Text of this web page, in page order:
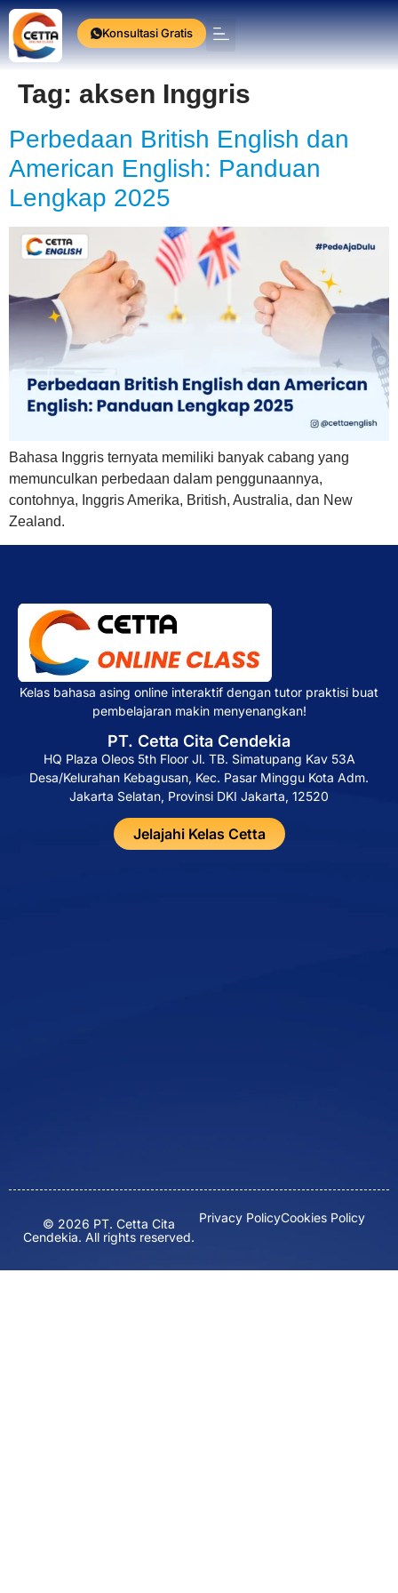
Konsultasi Gratis
Tag: aksen Inggris
Perbedaan British English dan
American English: Panduan
Lengkap 2025
Bahasa Inggris ternyata memiliki banyak cabang yang
memunculkan perbedaan dalam penggunaannya,
contohnya, Inggris Amerika, British, Australia, dan New
Zealand.
Kelas bahasa asing online interaktif dengan tutor praktisi buat
pembelajaran makin menyenangkan!
PT. Cetta Cita Cendekia
HQ Plaza Oleos 5th Floor Jl. TB. Simatupang Kav 53A
Desa/Kelurahan Kebagusan, Kec. Pasar Minggu Kota Adm.
Jakarta Selatan, Provinsi DKI Jakarta, 12520
Jelajahi Kelas Cetta
© 2026 PT. Cetta Cita
Cendekia. All rights reserved.
Privacy PolicyCookies Policy